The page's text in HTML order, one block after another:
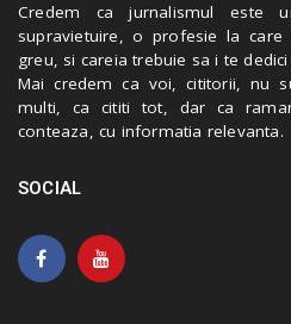
Credem ca jurnalismul
supravietuire, o profesie la
greu, si careia trebuie sa i te
Mai credem ca voi, cititorii, nu
multi, ca cititi tot, dar ca
conteaza, cu informatia relevanta.
SOCIAL